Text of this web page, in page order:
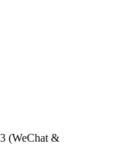
(WeChat &